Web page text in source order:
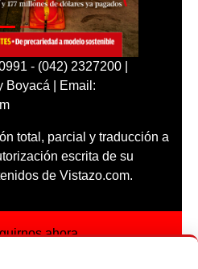
- (042) 2327200 |
Boyacá | Email:
total, parcial y traducción a
escrita de su
de Vistazo.com.
ahora